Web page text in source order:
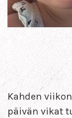
Kahden
päivän vikat